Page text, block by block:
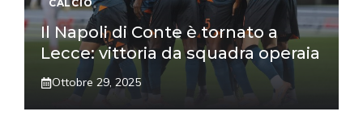
CALCIO
Il Napoli di Conte è tornato a
Lecce: vittoria da squadra operaia
Ottobre 29, 2025